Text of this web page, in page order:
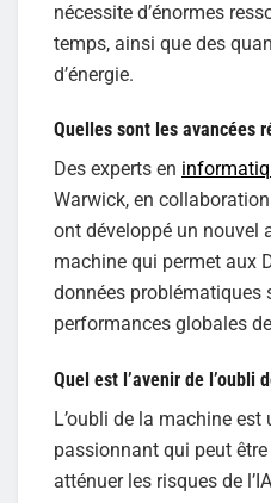
nécessite d’énormes
temps, ainsi que des
d’énergie.
Quelles sont les avancées
Des experts en
Warwick, en
ont développé un nouvel
machine qui permet aux
données problématiques
performances globales de
Quel est l’avenir de l’oubli
L’oubli de la machine
passionnant qui peut
atténuer les risques de